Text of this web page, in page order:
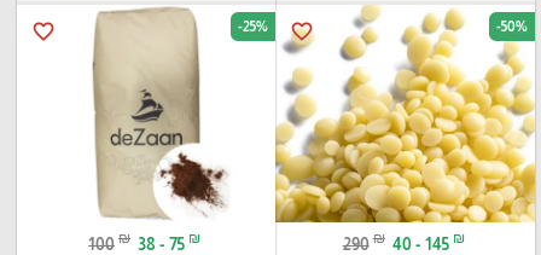
favorite_border -50%
290 ₪ 40 - 145 ₪
favorite_border -25%
100 ₪ 38 - 75 ₪